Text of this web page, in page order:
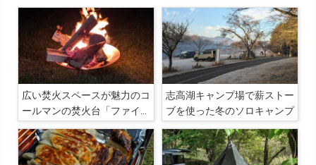
広い焚火スペースが魅力のコ
ールマンの焚火台「ファイア
ーディスク（45cm）」購入
レビュー
志高湖キャンプ場で薪ストー
ブを使った冬のソロキャンプ